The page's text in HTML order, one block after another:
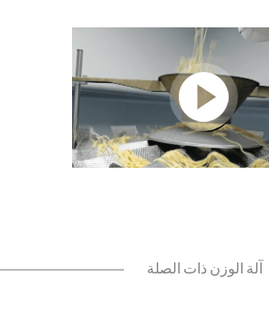
آلة الوزن ذات الصلة